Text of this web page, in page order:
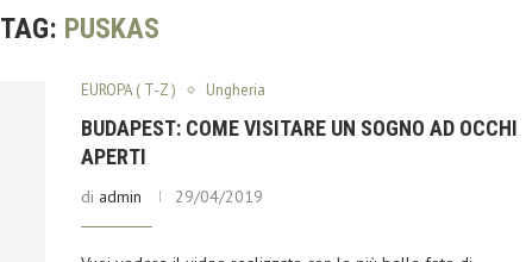
TAG: PUSKAS
EUROPA ( T-Z ) Ungheria
BUDAPEST: COME VISITARE UN SOGNO AD OCCHI
APERTI
di admin 29/04/2019